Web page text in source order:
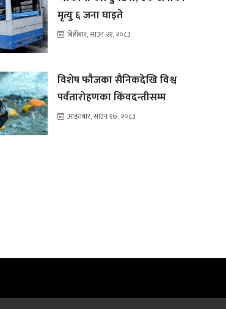
मृत्यु ६ जना घाइते
बिहीबार, साउन २१, २०८३
विशेष फौजका सैनिकदेखि विश्व
पर्वतारोहणका किंवदन्तीसम्म
आइतबार, साउन १७, २०८३